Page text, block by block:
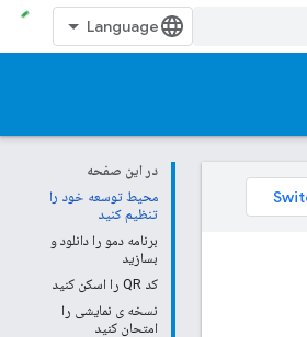
در این صفحه
محیط توسعه خود را
تنظیم کنید
برنامه دمو را دانلود و
بسازید
کد QR را اسکن کنید
نسخه ی نمایشی را
امتحان کنید